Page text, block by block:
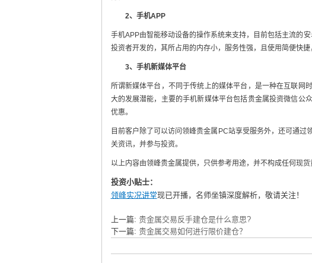
2、 手机APP
手机APP由智能移动设备的操作系统来支持，目前包括主流的
投资者开发的，其所占用的内存小，服务性强，且使用简便快捷
3、 手机新媒体平台
所谓新媒体平台，不同于传统上的媒体平台，是一种在互联网
大的发展潜能，主要的手机新媒体平台包括贵金属投资微信公
优惠。
目前客户除了可以访问领峰贵金属PC站享受服务外，还可通
关资讯，并参与投资。
以上内容由领峰贵金属提供，只供参考用途，并不构成任何现货
投资小贴士：
领峰实况讲堂现已开播，名师坐镇深度解析，敬请关注！
上一篇: 贵金属交易反手建仓是什么意思?
下一篇: 贵金属交易如何进行限价建仓？